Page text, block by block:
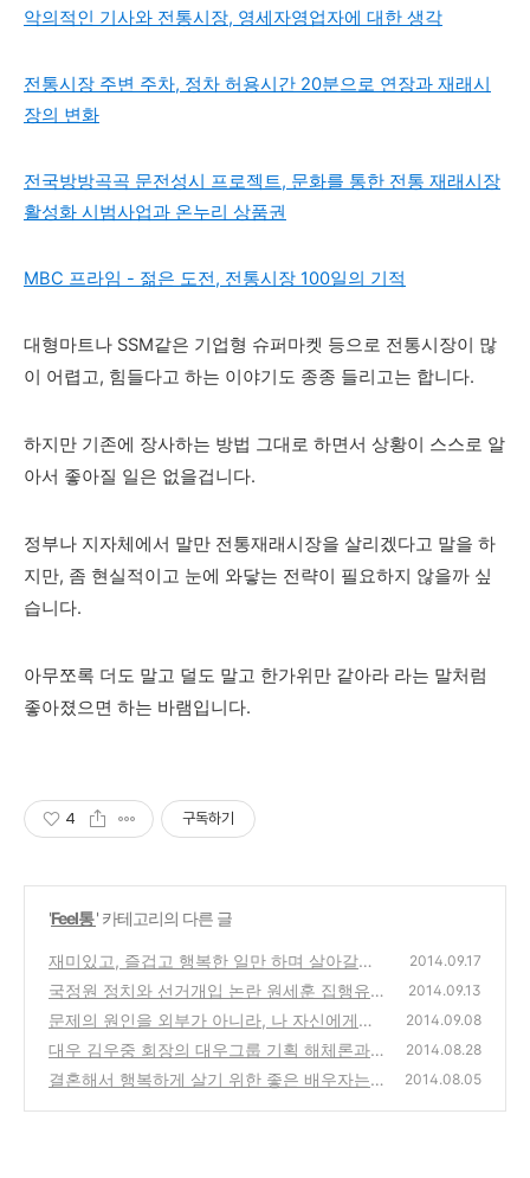
악의적인 기사와 전통시장, 영세자영업자에 대한 생각
전통시장 주변 주차, 정차 허용시간 20분으로 연장과 재래시
장의 변화
전국방방곡곡 문전성시 프로젝트, 문화를 통한 전통 재래시장
활성화 시범사업과 온누리 상품권
MBC 프라임 - 젊은 도전, 전통시장 100일의 기적
대형마트나 SSM같은 기업형 슈퍼마켓 등으로 전통시장이 많
이 어렵고, 힘들다고 하는 이야기도 종종 들리고는 합니다.
하지만 기존에 장사하는 방법 그대로 하면서 상황이 스스로 알
아서 좋아질 일은 없을겁니다.
정부나 지자체에서 말만 전통재래시장을 살리겠다고 말을 하
지만, 좀 현실적이고 눈에 와닿는 전략이 필요하지 않을까 싶
습니다.
아무쪼록 더도 말고 덜도 말고 한가위만 같아라 라는 말처럼
좋아졌으면 하는 바램입니다.
4 구독하기
'Feel통' 카테고리의 다른 글
재미있고, 즐겁고 행복한 일만 하며 살아갈수
있을까?
(0)
2014.09.17
국정원 정치와 선거개입 논란 원세훈 집행유예
선고와 앞으로의 대선 공작
(0)
2014.09.13
문제의 원인을 외부가 아니라, 나 자신에게서
찾고 해결 방법을 생각해 보기
(1)
2014.09.08
대우 김우중 회장의 대우그룹 기획 해체론과
명예 회복에 대한 발언과 당시의 추억
(4)
2014.08.28
결혼해서 행복하게 살기 위한 좋은 배우자는
2014.08.05